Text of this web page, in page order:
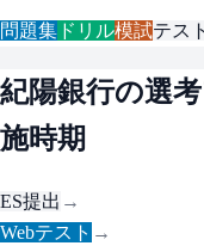
問題集 ドリル模試テス
紀陽銀行の選
施時期
ES提出 →
Webテスト →